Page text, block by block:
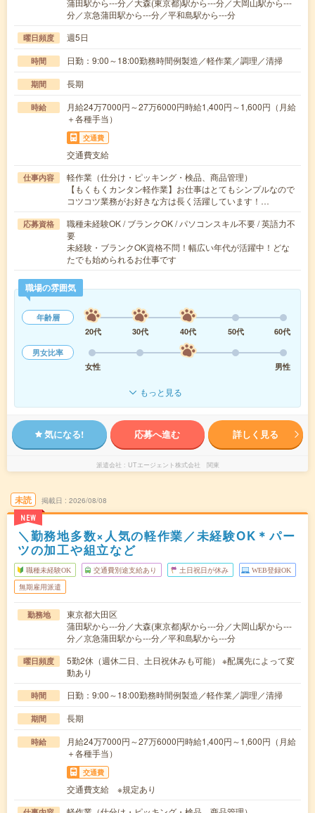
蒲田駅から---分／大森(東京都)駅から---分／大岡山駅から---
分／京急蒲田駅から---分／平和島駅から---分
曜日頻度 週5日
時間 日勤：9:00～18:00勤務時間例製造／軽作業／調理／清掃
期間 長期
時給
月給24万7000円～27万6000円時給1,400円～1,600円（月給
＋各種手当）
交通費
交通費支給
仕事内容
軽作業（仕分け・ピッキング・検品、商品管理）
【もくもくカンタン軽作業】お仕事はとてもシンプルなので
コツコツ業務がお好きな方は長く活躍しています！…
応募資格
職種未経験OK / ブランクOK / パソコンスキル不要 / 英語力不
要
未経験・ブランクOK資格不問！幅広い年代が活躍中！どな
たでも始められるお仕事です
職場の雰囲気
年齢層
20代
30代 40代 50代
60代
男女比率
女性
男性
もっと見る
気になる! 応募へ進む 詳しく見る
派遣会社 UTエージェント株式会社 関東
未読
NEW
掲載日 2026/08/08
＼勤務地多数×人気の軽作業／未経験OK＊パー
ツの加工や組立など
職種未経験OK 交通費別途支給あり 土日祝日が休み WEB登録OK
無期雇用派遣
勤務地
東京都大田区
蒲田駅から---分／大森(東京都)駅から---分／大岡山駅から---
分／京急蒲田駅から---分／平和島駅から---分
曜日頻度
5勤2休（週休二日、土日祝休みも可能） ※配属先によって変
動あり
時間 日勤：9:00～18:00勤務時間例製造／軽作業／調理／清掃
期間 長期
時給
月給24万7000円～27万6000円時給1,400円～1,600円（月給
＋各種手当）
交通費
交通費支給 ※規定あり